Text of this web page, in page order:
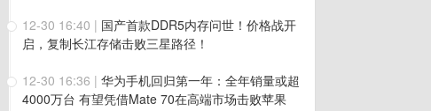
12-30 16:40 | 国产首款DDR5内存问世！价格战开
启，复制长江存储击败三星路径！
12-30 16:36 | 华为手机回归第一年：全年销量或超
4000万台 有望凭借Mate 70在高端市场击败苹果